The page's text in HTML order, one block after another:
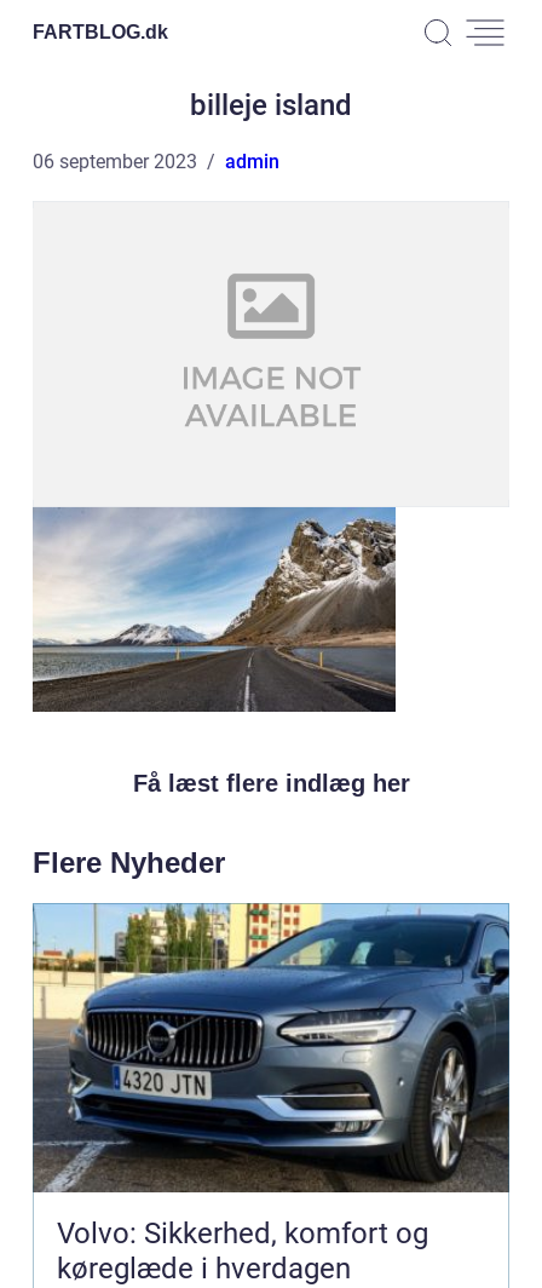
FARTBLOG.dk
billeje island
06 september 2023 admin
Få læst flere indlæg her
Flere Nyheder
Volvo: Sikkerhed, komfort og
køreglæde i hverdagen